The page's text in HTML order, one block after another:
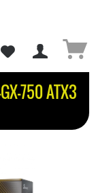
750 ATX3